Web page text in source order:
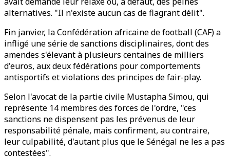
alternatives. "Il n'existe aucun cas de flagrant délit".
Fin janvier, la Confédération africaine de football (CAF) a
infligé une série de sanctions disciplinaires, dont des
amendes s'élevant à plusieurs centaines de milliers
d'euros, aux deux fédérations pour comportements
antisportifs et violations des principes de fair-play.
Selon l'avocat de la partie civile Mustapha Simou, qui
représente 14 membres des forces de l'ordre, "ces
sanctions ne dispensent pas les prévenus de leur
responsabilité pénale, mais confirment, au contraire,
leur culpabilité, d'autant plus que le Sénégal ne les a pas
contestées".